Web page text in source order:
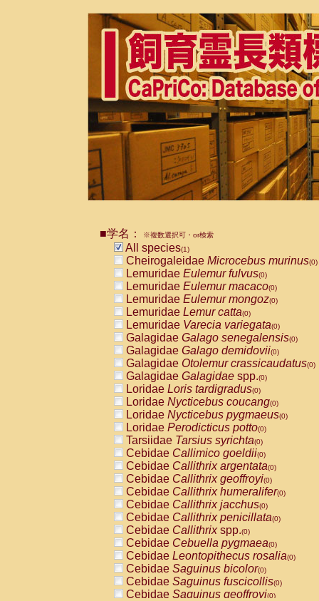
■学名： ※複数選択可・or検索
All species(1)
Cheirogaleidae Microcebus murinus(0)
Lemuridae Eulemur fulvus(0)
Lemuridae Eulemur macaco(0)
Lemuridae Eulemur mongoz(0)
Lemuridae Lemur catta(0)
Lemuridae Varecia variegata(0)
Galagidae Galago senegalensis(0)
Galagidae Galago demidovii(0)
Galagidae Otolemur crassicaudatus(0)
Galagidae Galagidae spp.(0)
Loridae Loris tardigradus(0)
Loridae Nycticebus coucang(0)
Loridae Nycticebus pygmaeus(0)
Loridae Perodicticus potto(0)
Tarsiidae Tarsius syrichta(0)
Cebidae Callimico goeldii(0)
Cebidae Callithrix argentata(0)
Cebidae Callithrix geoffroyi(0)
Cebidae Callithrix humeralifer(0)
Cebidae Callithrix jacchus(0)
Cebidae Callithrix penicillata(0)
Cebidae Callithrixspp.(0)
Cebidae Cebuella pygmaea(0)
Cebidae Leontopithecus rosalia(0)
Cebidae Saguinus bicolor(0)
Cebidae Saguinus fuscicollis(0)
Cebidae Saguinus geoffroyi(0)